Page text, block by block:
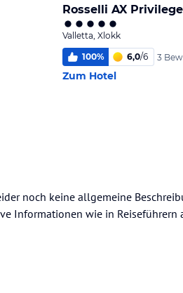
Rosselli AX Privilege
Valletta, Xlokk
100% 6,0/6 3 Bew.
Zum Hotel
noch keine allgemeine
Informationen wie in Reiseführern